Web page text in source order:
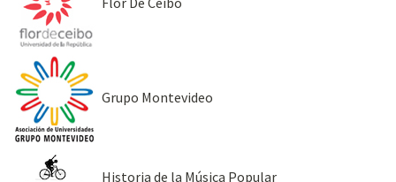
Grupo Montevideo
Historia de la Música Popular